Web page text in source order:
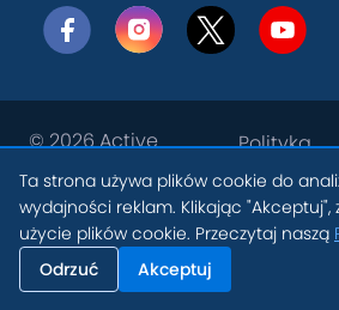
© 2026Active
Polityka
Warunki
świadczenia
usług
Cookie
Ta strona używa plików cookie do
wydajności reklam. Klikając "Akceptuj",
użycie plików cookie. Przeczytaj naszą
Odrzuć
Akceptuj